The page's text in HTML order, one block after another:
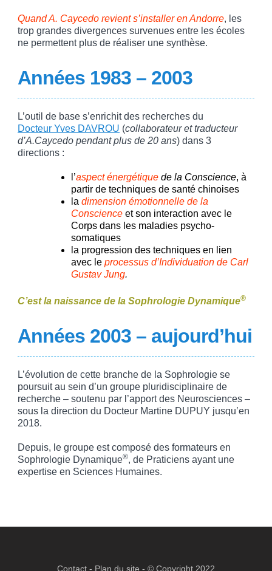
Quand A. Caycedo revient s’installer en Andorre, les
trop grandes divergences survenues entre les écoles
ne permettent plus de réaliser une synthèse.
Années 1983 – 2003
L’outil de base s’enrichit des recherches du
Docteur Yves DAVROU (collaborateur et traducteur
d’A.Caycedo pendant plus de 20 ans) dans 3
directions :
l’aspect énergétiquede la Conscience, à
partir de techniques de santé chinoises
la dimension émotionnelle de la
Conscienceet son interaction avec le
Corps dans les maladies psycho-
somatiques
la progression des techniques en lien
avec le processus d’Individuation de Carl
Gustav Jung.
C’est la naissance de la Sophrologie Dynamique®
Années 2003 – aujourd’hui
L’évolution de cette branche de la Sophrologie se
poursuit au sein d’un groupe pluridisciplinaire de
recherche – soutenu par l’apport des Neurosciences –
sous la direction du Docteur Martine DUPUY jusqu’en
2018.
Depuis, le groupe est composé des formateurs en
Sophrologie Dynamique®, de Praticiens ayant une
expertise en Sciences Humaines.
Contact - Plan du site - © Copyright 2022